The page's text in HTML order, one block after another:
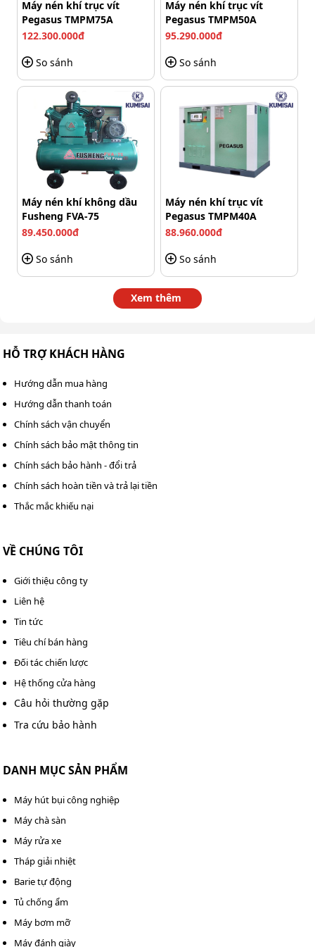
Để máy nén khí trục vít Pegasus TMPM250A hoạt động
bền bỉ và ổn định lâu dài, người dùng cần lưu ý:
thông tốt để hoạt động nén khí diễn ra ổn định và
đạt hiệu quả tốt.
Đảm bảo nguồn điện áp kết nối ổn định để máy chạy
đúng công suất. Nếu nguồn điện yếu hoặc chập
chờn, máy dễ bị sụt áp, chạy không đủ lực, gây ảnh
hưởng đến áp suất khí nén.
Lắp đặt máy nén khí Pegasus TMPM250A ở khu vực thông
Xả nước trong bình chứa khí để ngăn ngừa rỉ sét và
đảm bảo chất lượng khí đầu ra tốt nhất.
tuổi thọ linh kiện đồng thời phòng tránh sự cố đột
ngột gây gián đoạn sản xuất.
Ứng dụng trong thực tế của máy
nén khí trục vít Pegasus TMPM250A
Nhờ những ưu điểm mạnh về công suất và áp lực,
model Pegasus TMPM250A được sử dụng trong rất
nhiều lĩnh vực:
thống dây chuyền sản xuất thực phẩm trong các nhà
Gara sửa chữa ô tô: Vận hành súng mở bulong, máy
bơm lốp, máy phun sơn máy bơm xe và nhiều các
thiết bị vận hành khí nén khác.
Máy nén khí trục vít
Pegasus TMPM75A
122.300.000đ
So sánh
Máy nén khí trục vít
Pegasus TMPM50A
95.290.000đ
So sánh
Máy nén khí không dầu
Fusheng FVA-75
89.450.000đ
So sánh
Máy nén khí trục vít
Pegasus TMPM40A
88.960.000đ
So sánh
Xem thêm
HỖ TRỢ KHÁCH HÀNG
Hướng dẫn mua hàng
Hướng dẫn thanh toán
Chính sách vận chuyển
Chính sách bảo mật thông tin
Chính sách bảo hành - đổi trả
Chính sách hoàn tiền và trả lại tiền
Thắc mắc khiếu nại
VỀ CHÚNG TÔI
Giới thiệu công ty
Liên hệ
Tin tức
Tiêu chí bán hàng
Đối tác chiến lược
Hệ thống cửa hàng
Câu hỏi thường gặp
Tra cứu bảo hành
DANH MỤC SẢN PHẨM
Máy hút bụi công nghiệp
Máy chà sàn
Máy rửa xe
Tháp giải nhiệt
Barie tự động
Tủ chống ẩm
Máy bơm mỡ
Máy đánh giày